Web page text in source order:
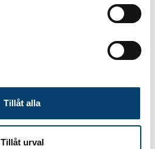
Tillåt alla
Tillåt urval